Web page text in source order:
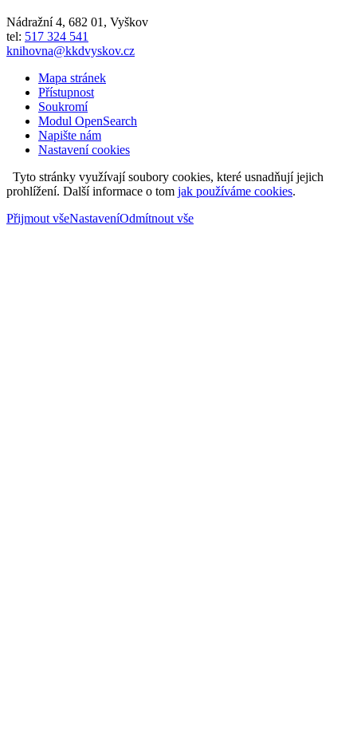
Nádražní 4, 682 01 , Vyškov
tel: 517 324 541
knihovna@kkdvyskov.cz
Mapa stránek
Přístupnost
Soukromí
Modul OpenSearch
Napište nám
Nastavení cookies
Tyto stránky využívají soubory cookies, které usnadňují jejich
prohlížení. Další informace o tom jak používáme cookies.
Přijmout všeNastaveníOdmítnout vše